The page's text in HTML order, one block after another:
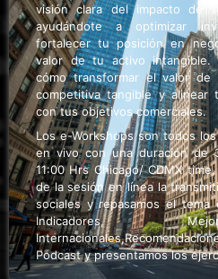
visión clara del impacto de
ayudándote a optimizar
fortalecer tu posición en
valor de tu activo intangible.
cómo transformar el valor
competitiva tangible y alinear
con tus objetivos comerciales.
Los e-Workshops son todos
en vivo con una duración de
11:00 Hrs Chicago/ CDMX
de la sesión en línea la
sociales y repasamos el tema
Indicadores,
Podcast y presentamos los